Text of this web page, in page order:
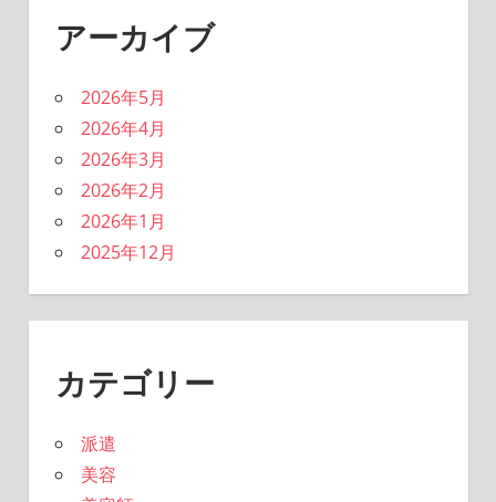
アーカイブ
2026年5月
2026年4月
2026年3月
2026年2月
2026年1月
2025年12月
カテゴリー
派遣
美容